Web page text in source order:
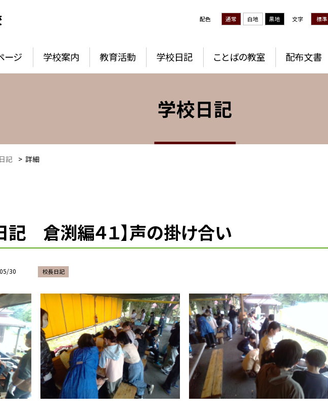
配色 通常 白地 黒地 文字 標準
ージ 学校案内 教育活動 学校日記 ことばの教室 配布文書
学校日記
記 > 詳細
記 倉渕編４１】声の掛け合い
30 校長日記